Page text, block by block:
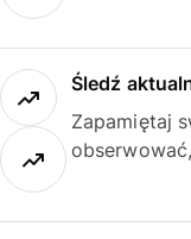
Śledź
Zapamiętaj